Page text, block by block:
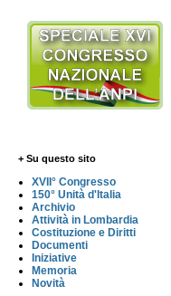
+ Su questo sito
XVII° Congresso
150° Unità d'Italia
Archivio
Attività in Lombardia
Costituzione e Diritti
Documenti
Iniziative
Memoria
Novità